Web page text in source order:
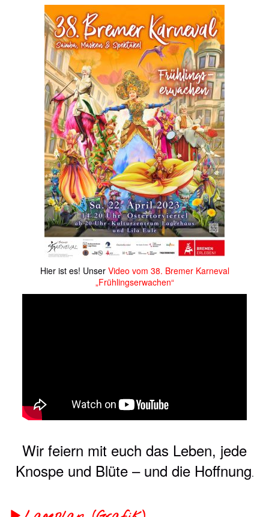
Hier ist es! Unser Video vom 38. Bremer Karneval
„Frühlingserwachen“
Wir feiern mit euch das Leben, jede
Knospe und Blüte – und die Hoffnung.